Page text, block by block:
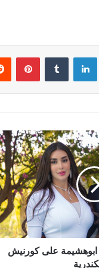
لينكدإن
على كورنيش